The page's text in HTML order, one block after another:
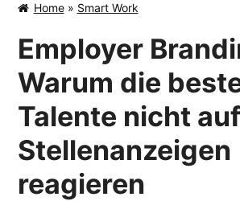
Home» Smart Work
Employer
Warum die
Talente nicht auf
Stellenanzeigen
reagieren